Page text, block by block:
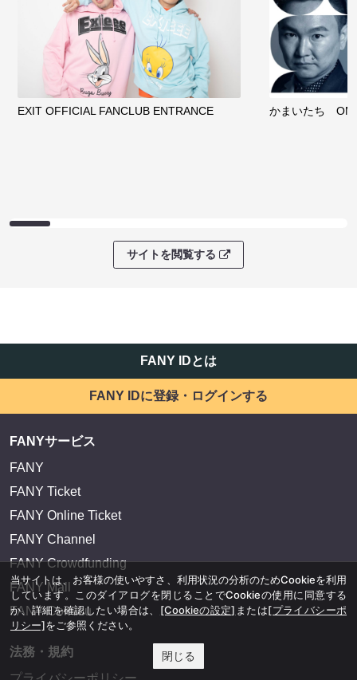
EXIT OFFICIAL FANCLUB ENTRANCE かまいたち
サイトを閲覧する
FANY IDとは
FANY IDに登録・ログインする
FANYサービス
FANY
FANY Ticket
FANY Online Ticket
FANY Channel
FANY Crowdfunding
FANY Mall
FANY Commu
法務・規約
当サイトは、お客様の使いやすさ、利用状況の分析のためCookieを利用
しています。このダイアログを閉じることでCookieの使用に同意する
か、詳細を確認したい場合は、 [Cookieの設定] または[プライバシーポ
リシー]をご参照ください。
閉じる